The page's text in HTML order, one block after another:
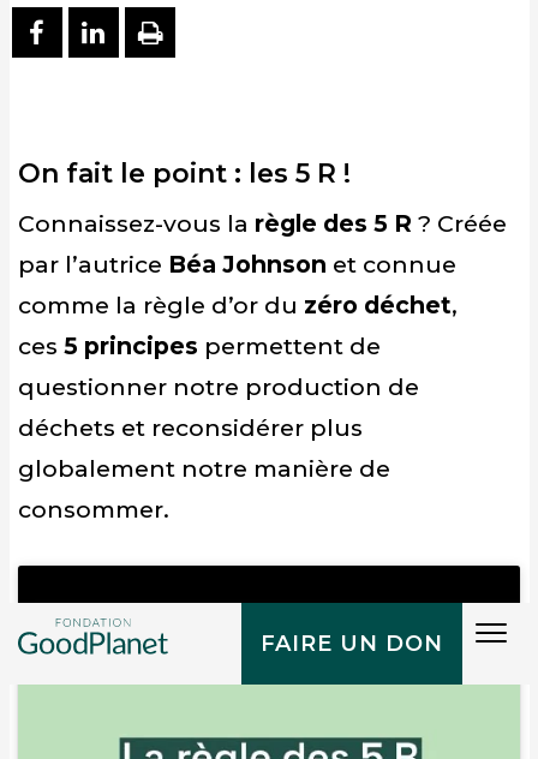
FAIRE UN DON
PARTAGER SUR FACEBOOK
PARTAGER SUR LINKEDIN
IMPRIMER
On fait le point : les 5 R !
Connaissez-vous la règle des 5 R ? Créée
par l’autrice Béa Johnson et connue
comme la règle d’or du zéro déchet,
ces 5 principes permettent de
questionner notre production de
déchets et reconsidérer plus
globalement notre manière de
consommer.